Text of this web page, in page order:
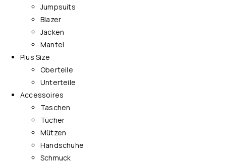
Jumpsuits
Blazer
Jacken
Mantel
Plus Size
Oberteile
Unterteile
Accessoires
Taschen
Tücher
Mützen
Handschuhe
Schmuck